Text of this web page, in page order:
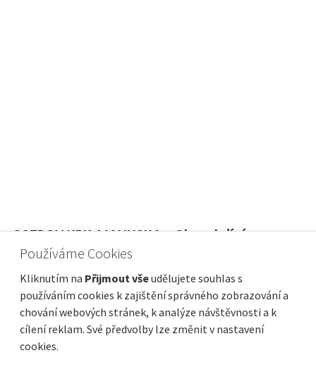
OSTROV KRK, MALINSKA - Okouzlující
kamenný dům s bazénem
Cena675 000 € Vzdálenost od moře
2 000 m
Plocha celkem
155 m² Obec, část obce
Malinska-Dubašnica
Používáme Cookies
Kliknutím na Přijmout všeudělujete souhlas s
používáním cookies k zajištění správného zobrazování a
chování webových stránek, k analýze návštěvnosti a k
cílení reklam. Své předvolby lze změnit v nastavení
cookies.